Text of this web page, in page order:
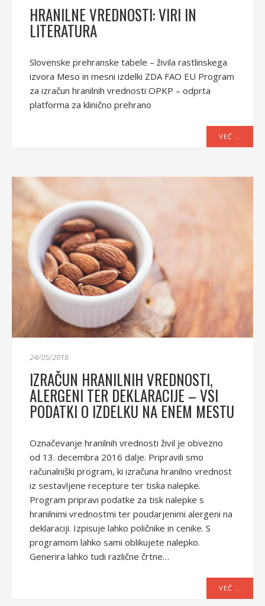
HRANILNE VREDNOSTI: VIRI IN
LITERATURA
Slovenske prehranske tabele – živila rastlinskega
izvora Meso in mesni izdelki ZDA FAO EU Program
za izračun hranilnih vrednosti OPKP – odprta
platforma za klinično prehrano
VEČ …
24/05/2016
IZRAČUN HRANILNIH VREDNOSTI,
ALERGENI TER DEKLARACIJE – VSI
PODATKI O IZDELKU NA ENEM MESTU
Označevanje hranilnih vrednosti živil je obvezno
od 13. decembra 2016 dalje. Pripravili smo
računalniški program, ki izračuna hranilno vrednost
iz sestavljene recepture ter tiska nalepke.
Program pripravi podatke za tisk nalepke s
hranilnimi vrednostmi ter poudarjenimi alergeni na
deklaraciji. Izpisuje lahko poličnike in cenike. S
programom lahko sami oblikujete nalepko.
Generira lahko tudi različne črtne…
VEČ …